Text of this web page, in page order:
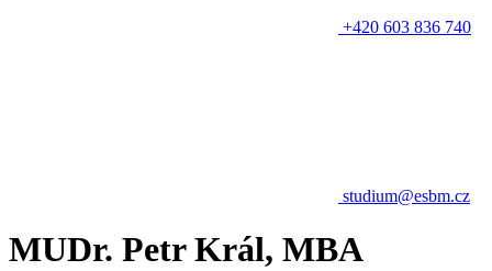
+420 603 836 740
studium@esbm.cz
MUDr. Petr Král, MBA